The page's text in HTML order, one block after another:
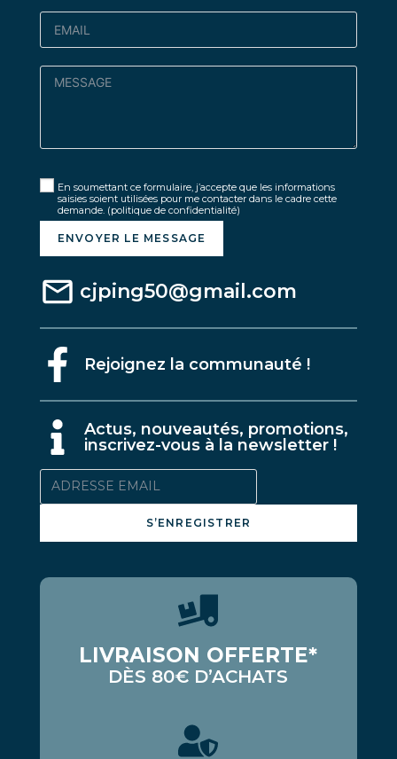
En soumettant ce formulaire, j’accepte que les informations
saisies soient utilisées pour me contacter dans le cadre cette
demande. (politique de confidentialité)
ENVOYER LE MESSAGE
cjping50@gmail.com
Rejoignez la communauté !
Actus, nouveautés, promotions,
inscrivez-vous à la newsletter !
S’ENREGISTRER
LIVRAISON OFFERTE*
DÈS 80€ D’ACHATS